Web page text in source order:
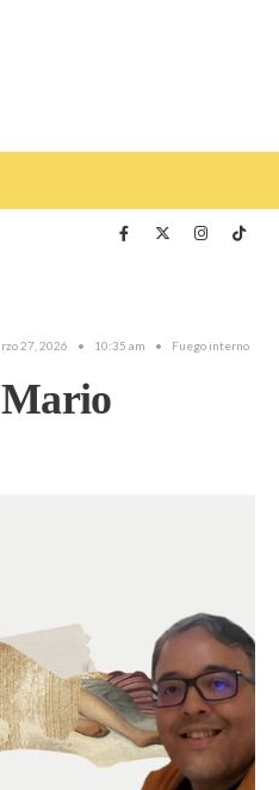
27, 2026 • 10:35 am • Fuego interno
Mario